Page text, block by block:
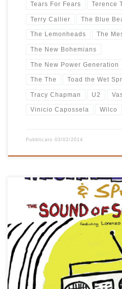
Tears For Fears Terence
Terry Callier The Blue
The Lemonheads The
The New Bohemians
The New Power Generation
The The Toad the Wet
Tracy Chapman U2
Vinicio Capossela Wilco
Pubblicato 03/02/2014
Per tutti quelli che vogliono che sia
divertirsi e sorridere questo è il
Sound of Sunshine (Italian
Single è il perfetto adattamento in
titolo all’ultimo album di Michael